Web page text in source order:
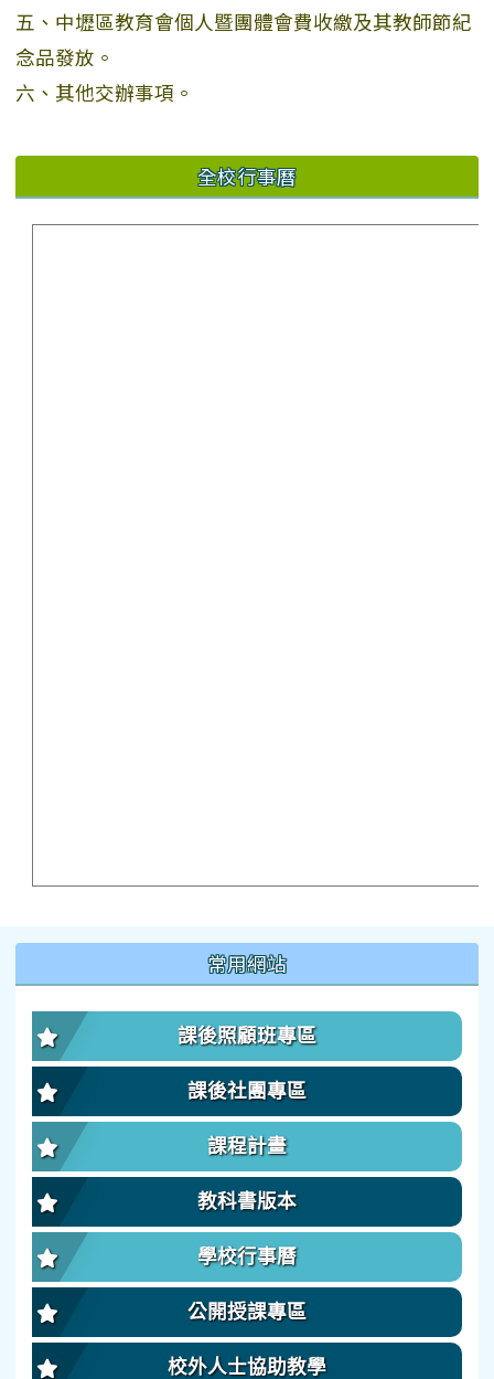
五、中壢區教育會個人暨團體會費收繳及其教師節紀
念品發放。
六、其他交辦事項。
全校行事曆
常用網站
課後照顧班專區
課後社團專區
課程計畫
教科書版本
學校行事曆
公開授課專區
校外人士協助教學